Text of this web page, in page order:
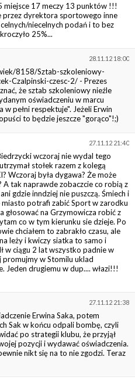
miejsce 17 meczy 13 punktów !!!
przez dyrektora sportowego inne
niecelnych podań i to bez
25%...
28.11.12 18:00
8158/Sztab-szkoleniowy-
Czalpinski-czesc-2/ - Prezes
że sztab szkoleniowy nieźle
oświadczeniu w marcu
w pełni respektuje". Jeżeli Erwin
to będzie jeszcze "gorąco"!;)
27.11.12 21:40
wczoraj nie wydal tego
stołek razem z kolegą
Wczoraj była dygawa? Że może
A tak naprawde zobaczcie co robią z
gdzie inndziej nie puszczą. Śmiech i
potrafi zabić Sport w zarodku
głosować na Grzymowicza robić z
co w tym kierunku sie dzieje. Po
chciałem to zabrakło czasu, ale
leży i kwiczy siatka to samo i
w ciągu 2 lat wszystko padnie w
promujmy w Stomilu uklad
Jeden drugiemu w dup.... włazi!!!
27.11.12 21:38
Erwina Saka, potem
Sak w końcu odpali bombę, czyli
po strategii klubu, że przyjął
pozycji i wydawać oświadczenia.
nikt się na to nie zgodzi. Teraz